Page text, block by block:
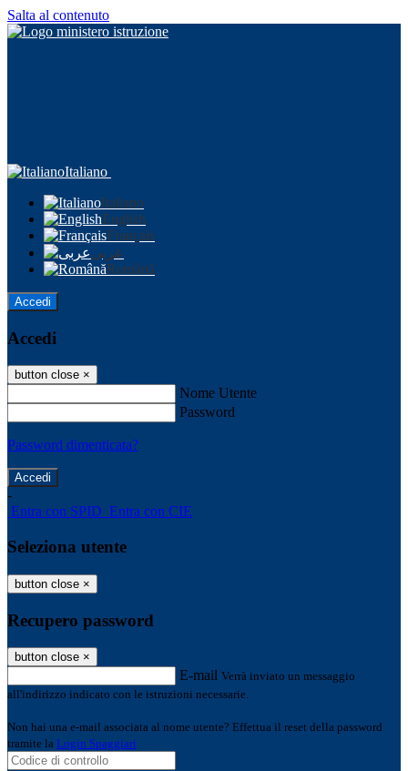
Salta al contenuto
Italiano
Italiano
English
Français
عربى
Română
Accedi
Accedi
button close ×
Nome Utente
Password
Password dimenticata?
-
Entra con SPID Entra con CIE
Seleziona utente
button close ×
Recupero password
button close ×
E-mail Verrà inviato un messaggio
all'indirizzo indicato con le istruzioni necessarie.
Non hai una e-mail associata al nome utente? Effettua il reset della password
tramite la Login Spaggiari